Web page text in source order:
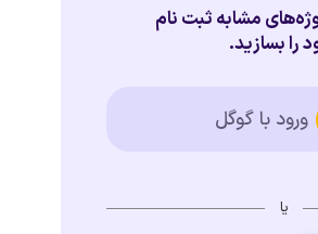
مشابه ثبت نام
را بسازید.
ورود با گوگل
یا